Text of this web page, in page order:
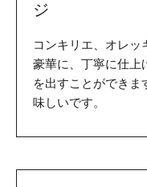
ジ
コンキリエ、オレッ
豪華に、丁寧に仕上
を出すことができま
味しいです。